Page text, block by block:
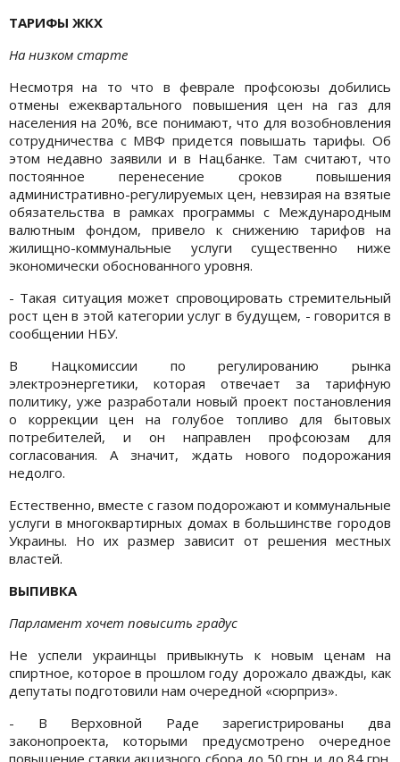
ТАРИФЫ ЖКХ
На низком старте
Несмотря на то что в феврале профсоюзы добились
отмены ежеквартального повышения цен на газ для
населения на 20%, все понимают, что для возобновления
сотрудничества с МВФ придется повышать тарифы. Об
этом недавно заявили и в Нацбанке. Там считают, что
постоянное перенесение сроков повышения
административно-регулируемых цен, невзирая на взятые
обязательства в рамках программы с Международным
валютным фондом, привело к снижению тарифов на
жилищно-коммунальные услуги существенно ниже
экономически обоснованного уровня.
- Такая ситуация может спровоцировать стремительный
рост цен в этой категории услуг в будущем, - говорится в
сообщении НБУ.
В Нацкомиссии по регулированию рынка
электроэнергетики, которая отвечает за тарифную
политику, уже разработали новый проект постановления
о коррекции цен на голубое топливо для бытовых
потребителей, и он направлен профсоюзам для
согласования. А значит, ждать нового подорожания
недолго.
Естественно, вместе с газом подорожают и коммунальные
услуги в многоквартирных домах в большинстве городов
Украины. Но их размер зависит от решения местных
властей.
ВЫПИВКА
Парламент хочет повысить градус
Не успели украинцы привыкнуть к новым ценам на
спиртное, которое в прошлом году дорожало дважды, как
депутаты подготовили нам очередной «сюрприз».
- В Верховной Раде зарегистрированы два
законопроекта, которыми предусмотрено очередное
повышение ставки акцизного сбора до 50 грн. и до 84 грн.